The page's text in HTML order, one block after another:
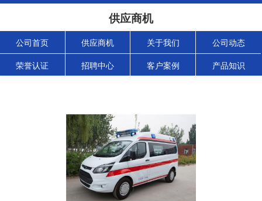
供应商机
公司首页 供应商机 关于我们 公司动态
荣誉认证 招聘中心 客户案例 产品知识